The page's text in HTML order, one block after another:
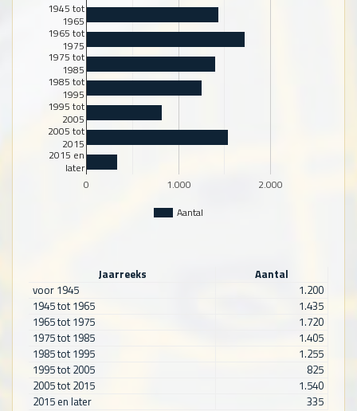
Aantal
0 1.000 2.000
1945 tot
1965
1965 tot
1975
1975 tot
1985
1985 tot
1995
1995 tot
2005
2005 tot
2015
2015 en
later
Jaarreeks
Aantal
voor 1945
1.200
1945 tot 1965
1.435
1965 tot 1975
1.720
1975 tot 1985
1.405
1985 tot 1995
1.255
1995 tot 2005
825
2005 tot 2015
1.540
2015 en later
335